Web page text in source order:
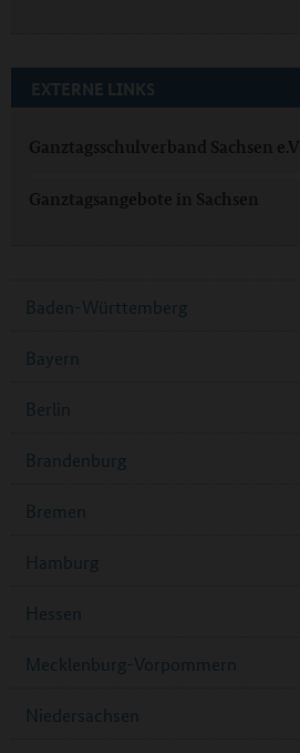
EXTERNE LINKS
Ganztagsschulverband Sachsen e.V.
Ganztagsangebote in Sachsen
Baden-Württemberg
Bayern
Berlin
Brandenburg
Bremen
Hamburg
Hessen
Mecklenburg-Vorpommern
Niedersachsen